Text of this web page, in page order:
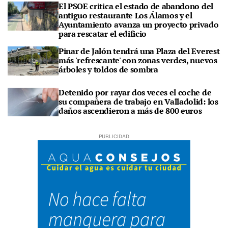
El PSOE critica el estado de abandono del
antiguo restaurante Los Álamos y el
Ayuntamiento avanza un proyecto privado
para rescatar el edificio
Pinar de Jalón tendrá una Plaza del Everest
más 'refrescante' con zonas verdes, nuevos
árboles y toldos de sombra
Detenido por rayar dos veces el coche de
su compañera de trabajo en Valladolid: los
daños ascendieron a más de 800 euros